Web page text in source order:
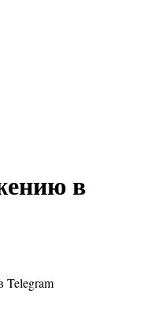
в
Telegram